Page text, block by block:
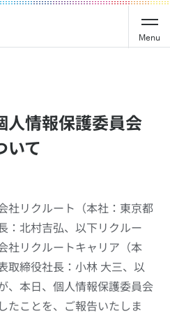
Menu
人情報保護委員会
いて
社リクルート（本社：東京都
：北村吉弘、以下リクルー
社リクルートキャリア（本
取締役社長：小林 大三、以
、本日、個人情報保護委員会
たことを、ご報告いたしま